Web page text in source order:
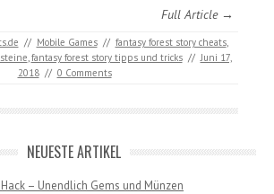
Full Article →
// Mobile Games // fantasy forest story cheats,
fantasy forest story tipps und tricks // Juni 17,
2018 // 0 Comments
NEUESTE ARTIKEL
Hack – Unendlich Gems und Münzen